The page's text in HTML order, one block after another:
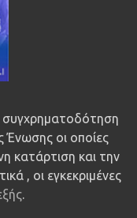
συγχρηματοδότηση
Ένωσης οι οποίες
κατάρτιση και την
, οι εγκεκριμένες